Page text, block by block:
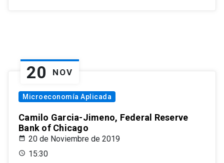
20 NOV
Microeconomía Aplicada
Camilo Garcia-Jimeno, Federal Reserve
Bank of Chicago
20 de Noviembre de 2019
15:30